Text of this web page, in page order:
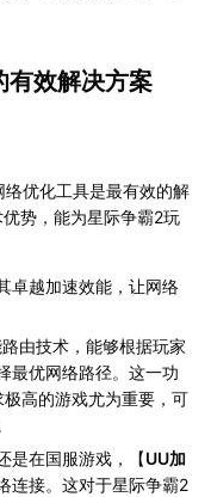
有效解决方案
优化工具是最有效的解
势，能为星际争霸2玩
卓越加速效能，让网络
由技术，能够根据玩家
最优网络路径。这一功
高的游戏尤为重要，可
是在国服游戏，【UU加
连接。这对于星际争霸2